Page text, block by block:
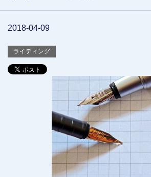
2018-04-09
ライティング